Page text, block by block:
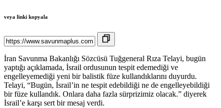
veya linki kopyala
İran Savunma Bakanlığı Sözcüsü Tuğgeneral Rıza Telayi, bugün
yaptığı açıklamada, İsrail ordusunun tespit edemediği ve
engelleyemediği yeni bir balistik füze kullandıklarını duyurdu.
Telayi, “Bugün, İsrail’in ne tespit edebildiği ne de engelleyebildiği
bir füze kullandık. Onlara daha fazla sürprizimiz olacak.” diyerek
İsrail’e karşı sert bir mesaj verdi.